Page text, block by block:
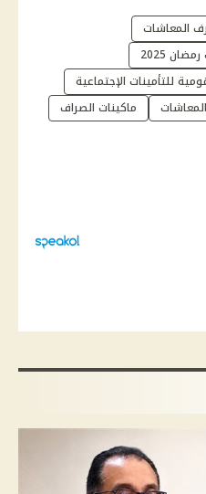
المعاشات
2025
للتأمينات الإجتماعية
ماكينات الصراف